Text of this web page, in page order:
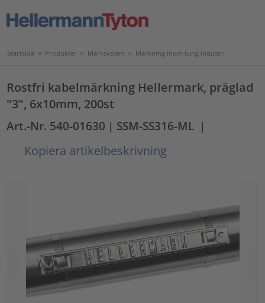
Startsida > Produkter > Märksystem > Märkning inom tung industri
Rostfri kabelmärkning Hellermark, präglad
"3", 6x10mm, 200st
Art.-Nr. 540-01630 | SSM-SS316-ML |
Kopiera artikelbeskrivning